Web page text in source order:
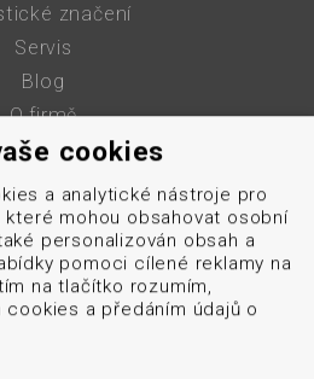
značení
Servis
Blog
O firmě
Kontakt
stránek
Cookies
cookies
a analytické nástroje pro
které mohou obsahovat osobní
personalizován obsah a
pomoci cílené reklamy na
na tlačítko rozumím,
cookies a předáním údajů o